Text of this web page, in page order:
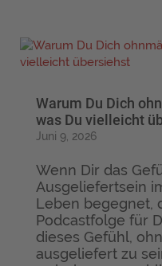
Warum Du Dich
was Du vielleicht
Juni 9, 2026
Wenn Dir das
Ausgeliefertsein
Leben begegnet,
Podcastfolge für
dieses Gefühl,
ausgeliefert zu